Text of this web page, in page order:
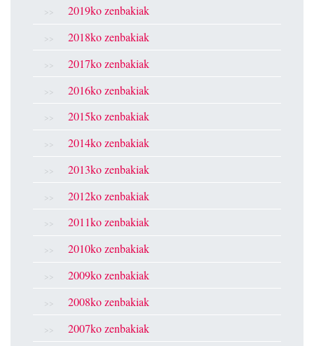
2019ko zenbakiak
2018ko zenbakiak
2017ko zenbakiak
2016ko zenbakiak
2015ko zenbakiak
2014ko zenbakiak
2013ko zenbakiak
2012ko zenbakiak
2011ko zenbakiak
2010ko zenbakiak
2009ko zenbakiak
2008ko zenbakiak
2007ko zenbakiak